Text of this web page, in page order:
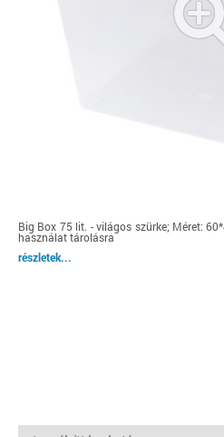
Big Box 75 lit. - világos szürke; Méret:
használat tárolásra
részletek...